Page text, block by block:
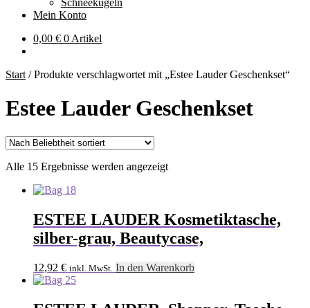
Schneekugeln
Mein Konto
0,00 € 0 Artikel
Start /Produkte verschlagwortet mit „Estee Lauder Geschenkset“
Estee Lauder Geschenkset
Alle 15 Ergebnisse werden angezeigtNach
ESTEE LAUDER Kosmetiktasche,
silber-grau, Beautycase,
12,92 € inkl. MwSt. In den Warenkorb